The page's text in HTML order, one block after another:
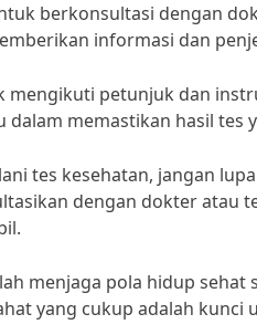
berkonsultasi dengan
informasi dan
mengikuti petunjuk dan
dalam memastikan hasil tes
tes kesehatan, jangan
dengan dokter atau
menjaga pola hidup
yang cukup adalah kunci